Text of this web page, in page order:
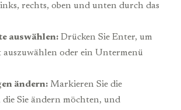
rechts, oben und unten durch das
auswählen: Drücken Sie Enter, um
auszuwählen oder ein Untermenü
ändern: Markieren Sie die
Sie ändern möchten, und